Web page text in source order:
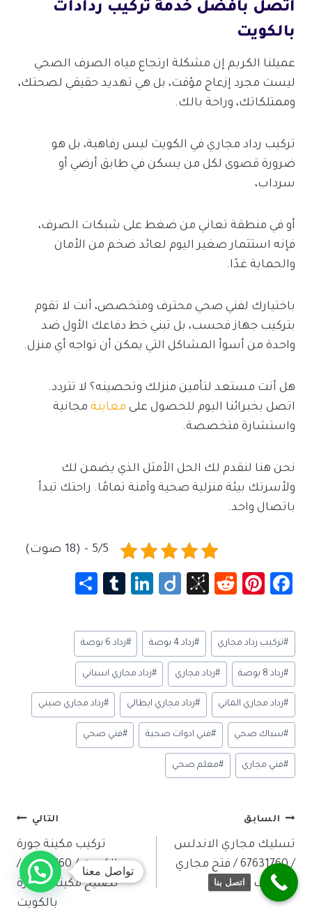
اتصل بافضل خدمة تركيب ردادات
بالكويت
عميلنا الكريم إن مشكلة ارتجاع مياه الصرف الصحي
ليست مجرد إزعاج مؤقت، بل هي تهديد حقيقي لصحتك،
وممتلكاتك، وراحة بالك.
تركيب رداد مجاري في الكويت ليس رفاهية، بل هو
ضرورة قصوى لكل من يسكن في طابق أرضي أو
سرداب،
أو في منطقة تعاني من ضغط على شبكات الصرف،
فإنه استثمار صغير اليوم لعائد ضخم من الأمان
والحماية غدًا.
باختيارك لفني صحي محترف ومتخصص، أنت لا تقوم
بتركيب جهاز فحسب، بل تبني خط دفاعك الأول ضد
واحدة من أسوأ المشاكل التي يمكن أن تواجه أي منزل.
هل أنت مستعد لتأمين منزلك وتحصينه؟ لا تتردد.
اتصل بخبرائنا اليوم للحصول على معاينة مجانية
واستشارة متخصصة.
نحن هنا لنقدم لك الحل الأمثل الذي يضمن لك
ولأسرتك بيئة منزلية صحية وآمنة تمامًا. راحتك تبدأ
باتصال واحد.
5/5 - (18 صوت)
Fa
e
b
o
ok
Pi
er
es
t
R
d
di
t
Bi
S
o
n
o
m
y
Di
o
Li
e
dI
n
Tu
bl
r
ar
e
وسوم
المقال:
#تركيب رداد مجاري #رداد 4 بوصة #رداد 6 بوصة
#رداد 8 بوصة #رداد مجاري #رداد مجاري اسباني
#رداد مجاري الماني #رداد مجاري ايطالي #رداد مجاري صيني
#سباك صحي #فني ادوات صحية #فني صحي
#فني مجاري #معلم صحي
تصفّح
المقالات
السابق
تسليك مجاري الاندلس
/ 67631760 / فتح مجاري
وتنظيف بالوعات
التالي
تركيب مكينة جورة
الكويت / 67631760 /
تصليح مكينة الجورة
بالكويت
تواصل معنا
اتصل بنا